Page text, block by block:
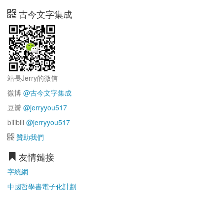
古今文字集成
站長Jerry的微信
微博 @古今文字集成
豆瓣 @jerryyou517
bilibili @jerryyou517
贊助我們
友情鏈接
字統網
中國哲學書電子化計劃